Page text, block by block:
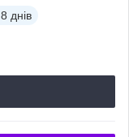
8 днів